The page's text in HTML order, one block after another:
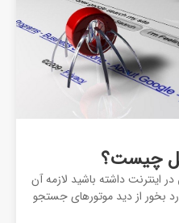
چیست؟
اینترنت داشته باشید لازمه آن
بخور از دید موتورهای جستجو